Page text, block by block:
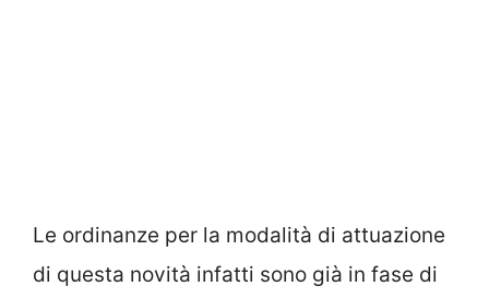
Le ordinanze per la modalità di attuazione
di questa novità infatti sono già in fase di